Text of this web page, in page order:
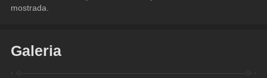
mostrada.
Galeria